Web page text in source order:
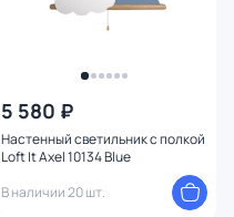
5 580 ₽
Настенный светильник с полкой
Loft It Axel 10134 Blue
В наличии 20 шт.